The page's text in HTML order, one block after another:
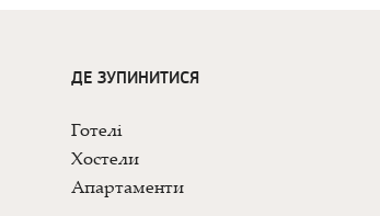
ДЕ ЗУПИНИТИСЯ
Готелі
Хостели
Апартаменти